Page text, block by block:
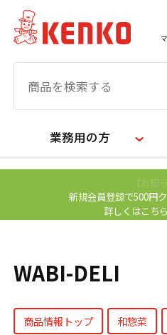
業務用の方
【お知
新規会員登録で500円
詳しくはこち
WABI-DELI
商品情報トップ 和惣菜